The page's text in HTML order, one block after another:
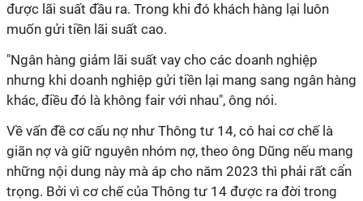
được lãi suất đầu ra. Trong khi đó khách hàng lại luôn
muốn gửi tiền lãi suất cao.
"Ngân hàng giảm lãi suất vay cho các doanh nghiệp
nhưng khi doanh nghiệp gửi tiền lại mang sang ngân hàng
khác, điều đó là không fair với nhau", ông nói.
Về vấn đề cơ cấu nợ như Thông tư 14, có hai cơ chế là
giãn nợ và giữ nguyên nhóm nợ, theo ông Dũng nếu mang
những nội dung này mà áp cho năm 2023 thì phải rất cẩn
trọng. Bởi vì cơ chế của Thông tư 14 được ra đời trong